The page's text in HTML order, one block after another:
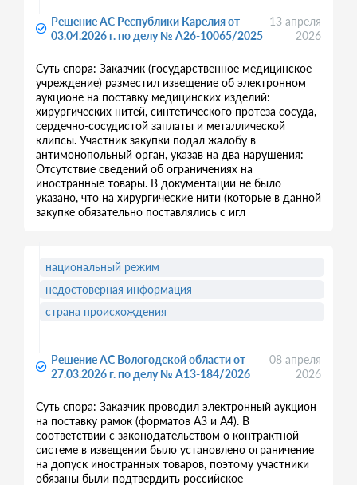
Решение АС Республики Карелия от
03.04.2026 г. по делу № А26-10065/2025
13 апреля
2026
Суть спора: Заказчик (государственное медицинское
учреждение) разместил извещение об электронном
аукционе на поставку медицинских изделий:
хирургических нитей, синтетического протеза сосуда,
сердечно-сосудистой заплаты и металлической
клипсы. Участник закупки подал жалобу в
антимонопольный орган, указав на два нарушения:
Отсутствие сведений об ограничениях на
иностранные товары. В документации не было
указано, что на хирургические нити (которые в данной
закупке обязательно поставлялись с игл
Решение АС Вологодской области от
27.03.2026 г. по делу № А13-184/2026
08 апреля
2026
Суть спора: Заказчик проводил электронный аукцион
на поставку рамок (форматов А3 и А4). В
соответствии с законодательством о контрактной
системе в извещении было установлено ограничение
на допуск иностранных товаров, поэтому участники
обязаны были подтвердить российское
национальный режим
недостоверная информация
страна происхождения